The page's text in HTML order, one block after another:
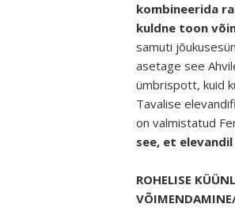
kombineerida
kuldne toon
samuti
asetage see
ümbrispott, kuid
Tavalise
on valmistatud
see, et
ROHELISE